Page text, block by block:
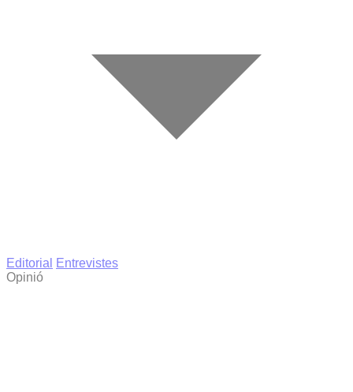
Editorial
Entrevistes
Opinió